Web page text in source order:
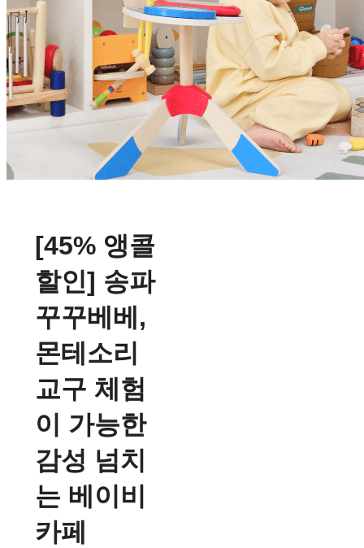
[45% 앵콜
할인] 송파
꾸꾸베베,
몬테소리
교구 체험
이 가능한
감성 넘치
는 베이비
카페